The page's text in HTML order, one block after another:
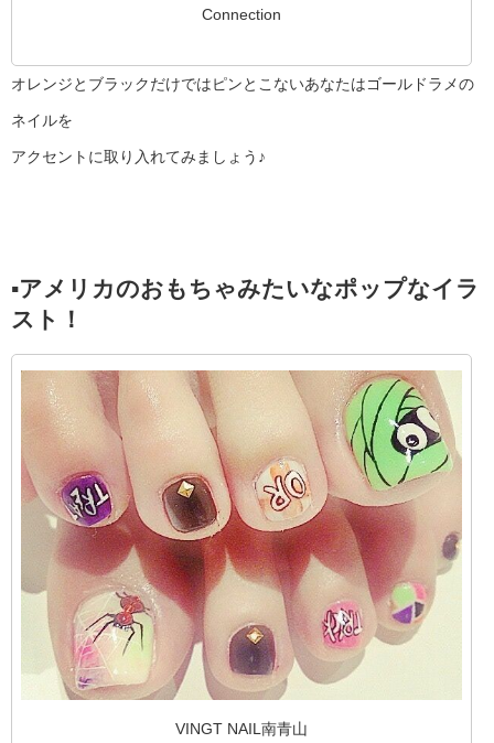
Connection
オレンジとブラックだけではピンとこないあなたはゴールドラメの
ネイルを
アクセントに取り入れてみましょう♪
▪︎アメリカのおもちゃみたいなポップなイラ
スト！
VINGT NAIL南青山